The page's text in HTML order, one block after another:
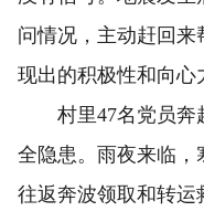
问情况，主动赶回来
现出的积极性和向心
村里47名党员奔
全隐患。雨夜来临，
往返奔波领取和转运